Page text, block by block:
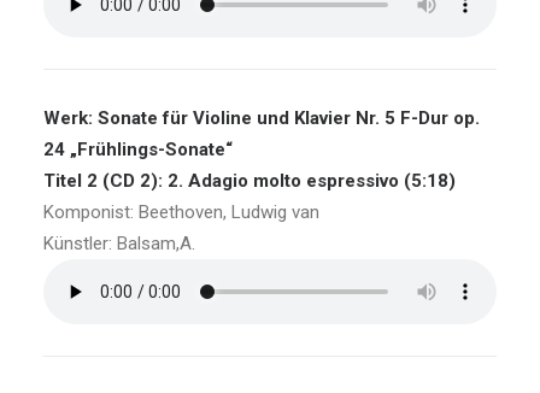
Werk: Sonate für Violine und Klavier Nr. 5 F-Dur op.
24 „Frühlings-Sonate“
Titel 2 (CD 2): 2. Adagio molto espressivo (5:18)
Komponist: Beethoven, Ludwig van
Künstler: Balsam,A.